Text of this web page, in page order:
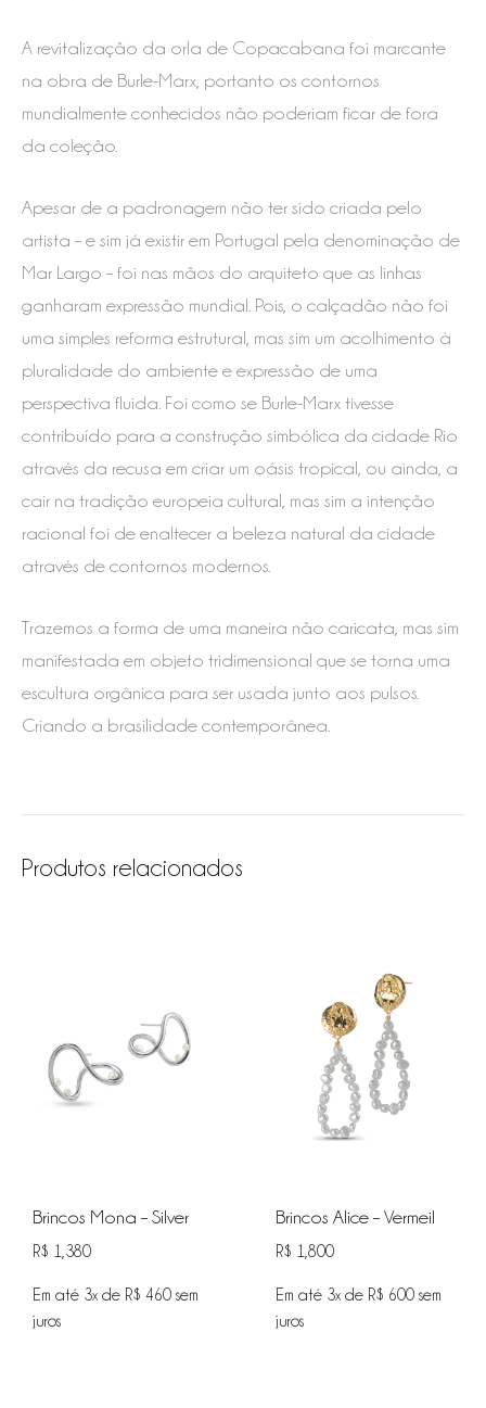
A revitalização da orla de Copacabana foi marcante
na obra de Burle-Marx, portanto os contornos
mundialmente conhecidos não poderiam ficar de fora
da coleção.
Apesar de a padronagem não ter sido criada pelo
artista – e sim já existir em Portugal pela denominação de
Mar Largo – foi nas mãos do arquiteto que as linhas
ganharam expressão mundial. Pois, o calçadão não foi
uma simples reforma estrutural, mas sim um acolhimento à
pluralidade do ambiente e expressão de uma
perspectiva fluida. Foi como se Burle-Marx tivesse
contribuído para a construção simbólica da cidade Rio
através da recusa em criar um oásis tropical, ou ainda, a
cair na tradição europeia cultural, mas sim a intenção
racional foi de enaltecer a beleza natural da cidade
através de contornos modernos.
Trazemos a forma de uma maneira não caricata, mas sim
manifestada em objeto tridimensional que se torna uma
escultura orgânica para ser usada junto aos pulsos.
Criando a brasilidade contemporânea.
Produtos relacionados
Brincos Mona – Silver
R$ 1,380
Em até 3x de R$ 460 sem
juros
Brincos Alice – Vermeil
R$ 1,800
Em até 3x de R$ 600 sem
juros